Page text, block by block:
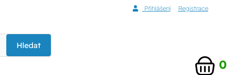
Přihlášení Registrace
Hledat
0